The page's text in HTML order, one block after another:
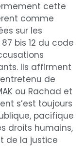
cette
comme
sur les
bis 12 du code
Ils affirment
de
ou Rachad et
s’est toujours
pacifique
droits humains,
de la justice